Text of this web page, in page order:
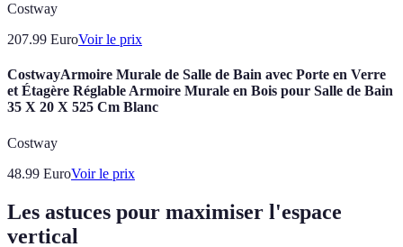
Costway
207.99 EuroVoir le prix
CostwayArmoire Murale de Salle de Bain avec Porte en Verre
et Étagère Réglable Armoire Murale en Bois pour Salle de Bain
35 X 20 X 525 Cm Blanc
Costway
48.99 EuroVoir le prix
Les astuces pour maximiser l'espace
vertical